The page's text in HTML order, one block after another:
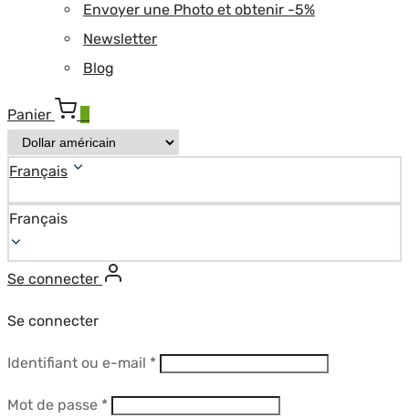
Envoyer une Photo et obtenir -5%
Newsletter
Blog
Panier
Français
Français
Se connecter
Se connecter
Identifiant ou e-mail *Obligatoire
Mot de passe *Obligatoire